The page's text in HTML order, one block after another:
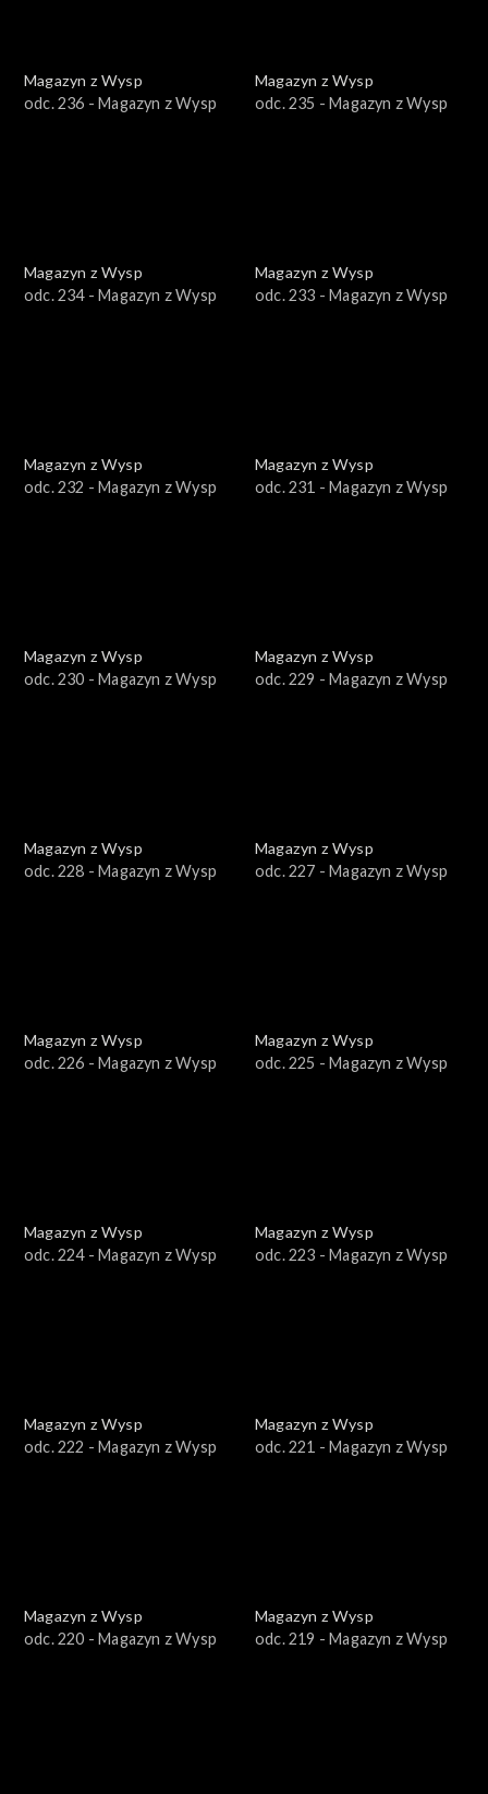
Magazyn z Wysp
odc. 236 - Magazyn z Wysp
Magazyn z Wysp
odc. 235 - Magazyn z Wysp
Magazyn z Wysp
odc. 234 - Magazyn z Wysp
Magazyn z Wysp
odc. 233 - Magazyn z Wysp
Magazyn z Wysp
odc. 232 - Magazyn z Wysp
Magazyn z Wysp
odc. 231 - Magazyn z Wysp
Magazyn z Wysp
odc. 230 - Magazyn z Wysp
Magazyn z Wysp
odc. 229 - Magazyn z Wysp
Magazyn z Wysp
odc. 228 - Magazyn z Wysp
Magazyn z Wysp
odc. 227 - Magazyn z Wysp
Magazyn z Wysp
odc. 226 - Magazyn z Wysp
Magazyn z Wysp
odc. 225 - Magazyn z Wysp
Magazyn z Wysp
odc. 224 - Magazyn z Wysp
Magazyn z Wysp
odc. 223 - Magazyn z Wysp
Magazyn z Wysp
odc. 222 - Magazyn z Wysp
Magazyn z Wysp
odc. 221 - Magazyn z Wysp
Magazyn z Wysp
odc. 220 - Magazyn z Wysp
Magazyn z Wysp
odc. 219 - Magazyn z Wysp